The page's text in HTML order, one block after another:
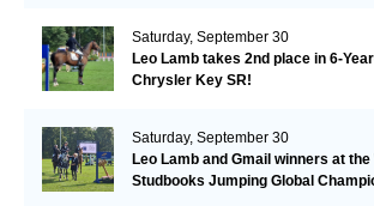
Saturday, September 30
Leo Lamb takes 2nd place in 6-
Chrysler Key SR!
Saturday, September 30
Leo Lamb and Gmail winners at the
Studbooks Jumping Global